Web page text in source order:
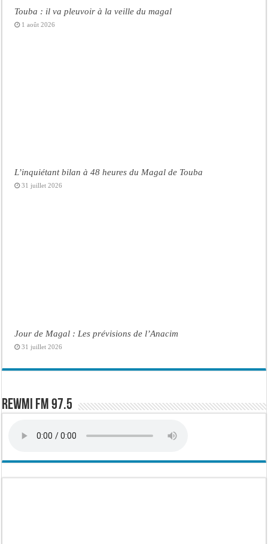
Touba : il va pleuvoir à la veille du magal
1 août 2026
L’inquiétant bilan à 48 heures du Magal de Touba
31 juillet 2026
Jour de Magal : Les prévisions de l’Anacim
31 juillet 2026
Rewmi FM 97.5